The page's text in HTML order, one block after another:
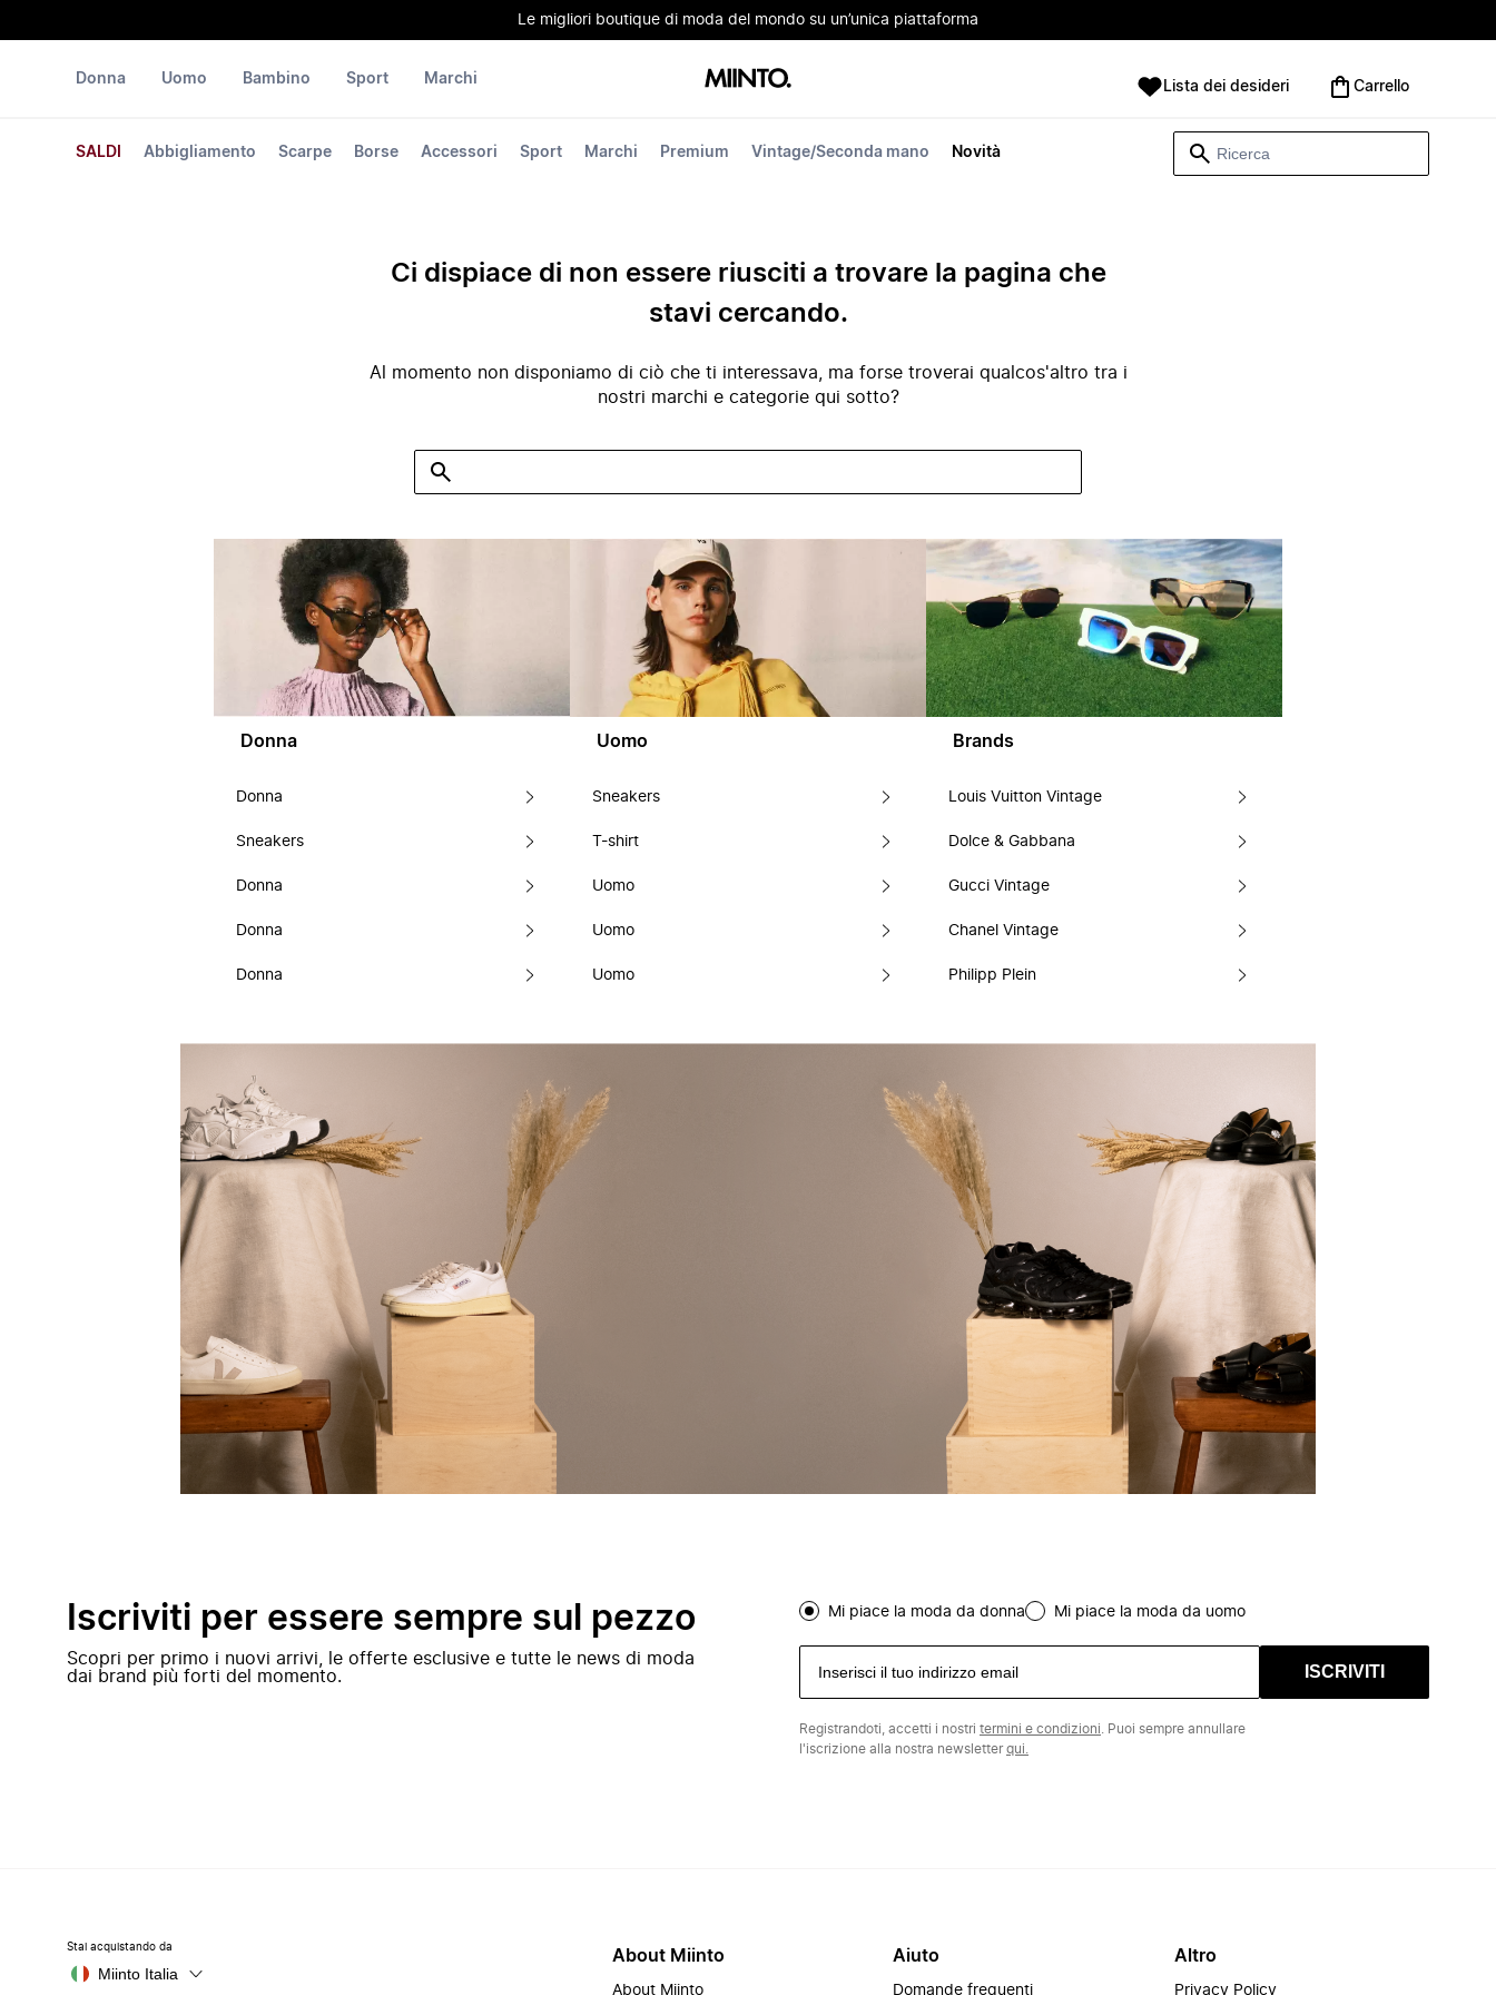
Le migliori boutique di moda del mondo su un’unica piattaforma
Donna
SALDI Abbigliamento Scarpe Borse Accessori Sport Marchi Premium Vintage/Seconda mano Novità
Uomo Bambino Sport Marchi Lista dei desideri Carrello
Ci dispiace di non essere riusciti a trovare la pagina che
stavi cercando.
Al momento non disponiamo di ciò che ti interessava, ma forse troverai qualcos'altro tra i
nostri marchi e categorie qui sotto?
Donna
Donna
Sneakers
Donna
Donna
Donna
Uomo
Sneakers
T-shirt
Uomo
Uomo
Uomo
Brands
Louis Vuitton Vintage
Dolce & Gabbana
Gucci Vintage
Chanel Vintage
Philipp Plein
Iscriviti per essere sempre sul pezzo
Scopri per primo i nuovi arrivi, le offerte esclusive e tutte le news di moda
dai brand più forti del momento.
Mi piace la moda da donna Mi piace la moda da uomo
ISCRIVITI
Registrandoti, accetti i nostri termini e condizioni . Puoi sempre annullare
l'iscrizione alla nostra newsletterqui.
Stai acquistando da
Miinto Italia
About Miinto
About Miinto
Aiuto
Domande frequenti
Altro
Privacy Policy